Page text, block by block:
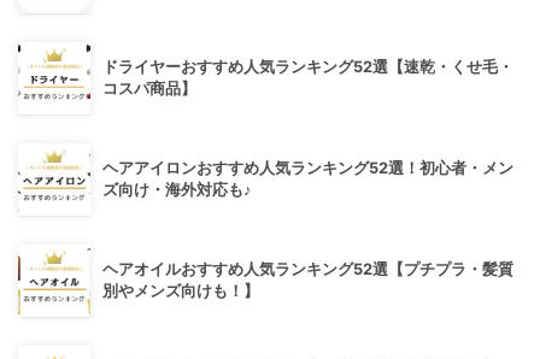
ドライヤーおすすめ人気ランキング52選【速乾・くせ毛・
コスパ商品】
ヘアアイロンおすすめ人気ランキング52選！初心者・メン
ズ向け・海外対応も♪
ヘアオイルおすすめ人気ランキング52選【プチプラ・髪質
別やメンズ向けも！】